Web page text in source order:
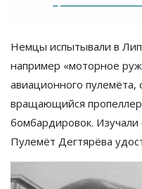
Немцы испытывали в
например «моторное
авиационного пулемёта,
вращающийся
бомбардировок.
Пулемёт Дегтярёва